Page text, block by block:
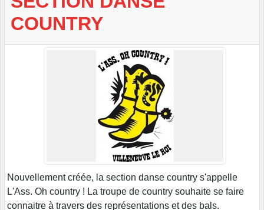
COUNTRY
Nouvellement créée, la section danse country s'appelle
L'Ass. Oh country ! La troupe de country souhaite se faire
connaitre à travers des représentations et des bals.